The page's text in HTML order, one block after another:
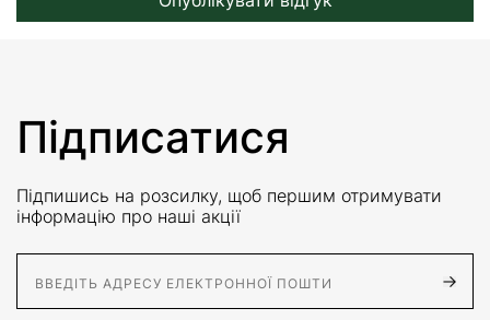
Підписатися
Підпишись на розсилку, щоб першим отримувати
інформацію про наші акції